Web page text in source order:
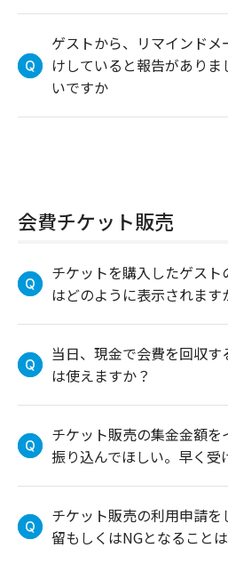
ゲストから、リマインド
けしていると報告があり
いですか
会費チケット販売
チケットを購入したゲス
はどのように表示されます
当日、現金で会費を回収す
は使えますか？
チケット販売の集金金額
振り込んでほしい。早く受
チケット販売の利用申請
留もしくはNGとなること